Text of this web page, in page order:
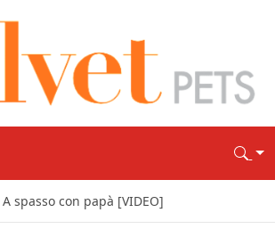
A spasso con papà [VIDEO]